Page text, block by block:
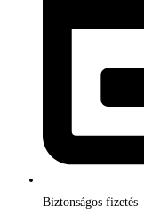
Biztonságos fizetés